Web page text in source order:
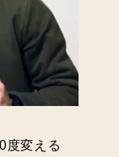
度変える